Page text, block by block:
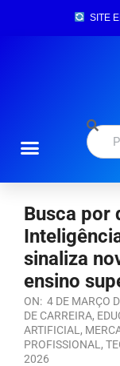
SITE
Busca por
sinaliza
ensino
ON: 4 DE MARÇO
DE CARREIRA,
ARTIFICIAL ,
PROFISSIONAL ,
2026